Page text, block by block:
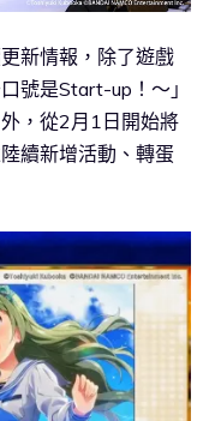
新情報，除了遊戲
號是Start-up！～」
，從2月1日開始將
續新增活動、轉蛋